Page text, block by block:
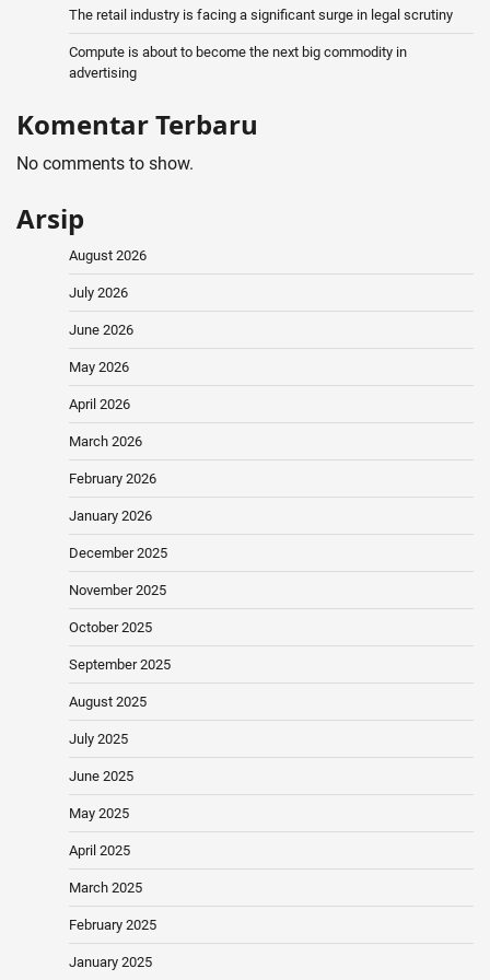
The retail industry is facing a significant surge in legal scrutiny
Compute is about to become the next big commodity in
advertising
Komentar Terbaru
No comments to show.
Arsip
August 2026
July 2026
June 2026
May 2026
April 2026
March 2026
February 2026
January 2026
December 2025
November 2025
October 2025
September 2025
August 2025
July 2025
June 2025
May 2025
April 2025
March 2025
February 2025
January 2025